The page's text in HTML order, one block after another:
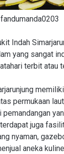
Indah
yang sangat
terbit atau
permukaan
juga
nyaman,
aneka